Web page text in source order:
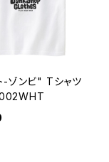
-ゾンビ" Tシャツ